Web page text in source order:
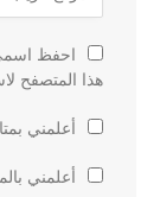
احفظ
هذا المتصفح
أعلمني
أعلمني